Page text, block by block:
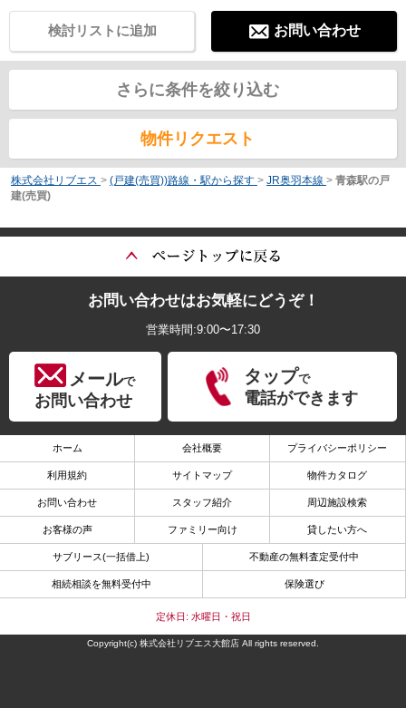
お問い合わせ
検討リストに追加
さらに条件を絞り込む
物件リクエスト
株式会社リブエス > (戸建(売買))路線・駅から探す > JR奥羽本線 > 青森駅の戸
建(売買)
お問い合わせはお気軽にどうぞ！
営業時間:9:00〜17:30
メールで
お問い合わせ
タップで
電話ができます
ホーム 会社概要 プライバシーポリシー
利用規約 サイトマップ 物件カタログ
お問い合わせ スタッフ紹介 周辺施設検索
お客様の声 ファミリー向け 貸したい方へ
サブリース(一括借上) 不動産の無料査定受付中
相続相談を無料受付中 保険選び
定休日: 水曜日・祝日
Copyright(c) 株式会社リブエス大館店 All rights reserved.